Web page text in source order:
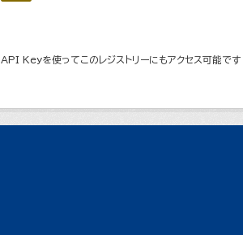
API Keyを使ってこのレジストリーにもアクセス可能です